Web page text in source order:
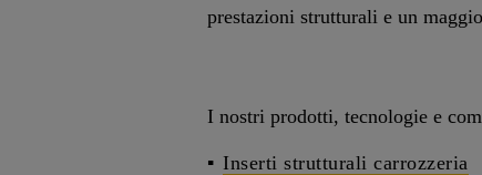
prestazioni strutturali e un
I nostri prodotti, tecnologie e
Inserti strutturali carrozzeria